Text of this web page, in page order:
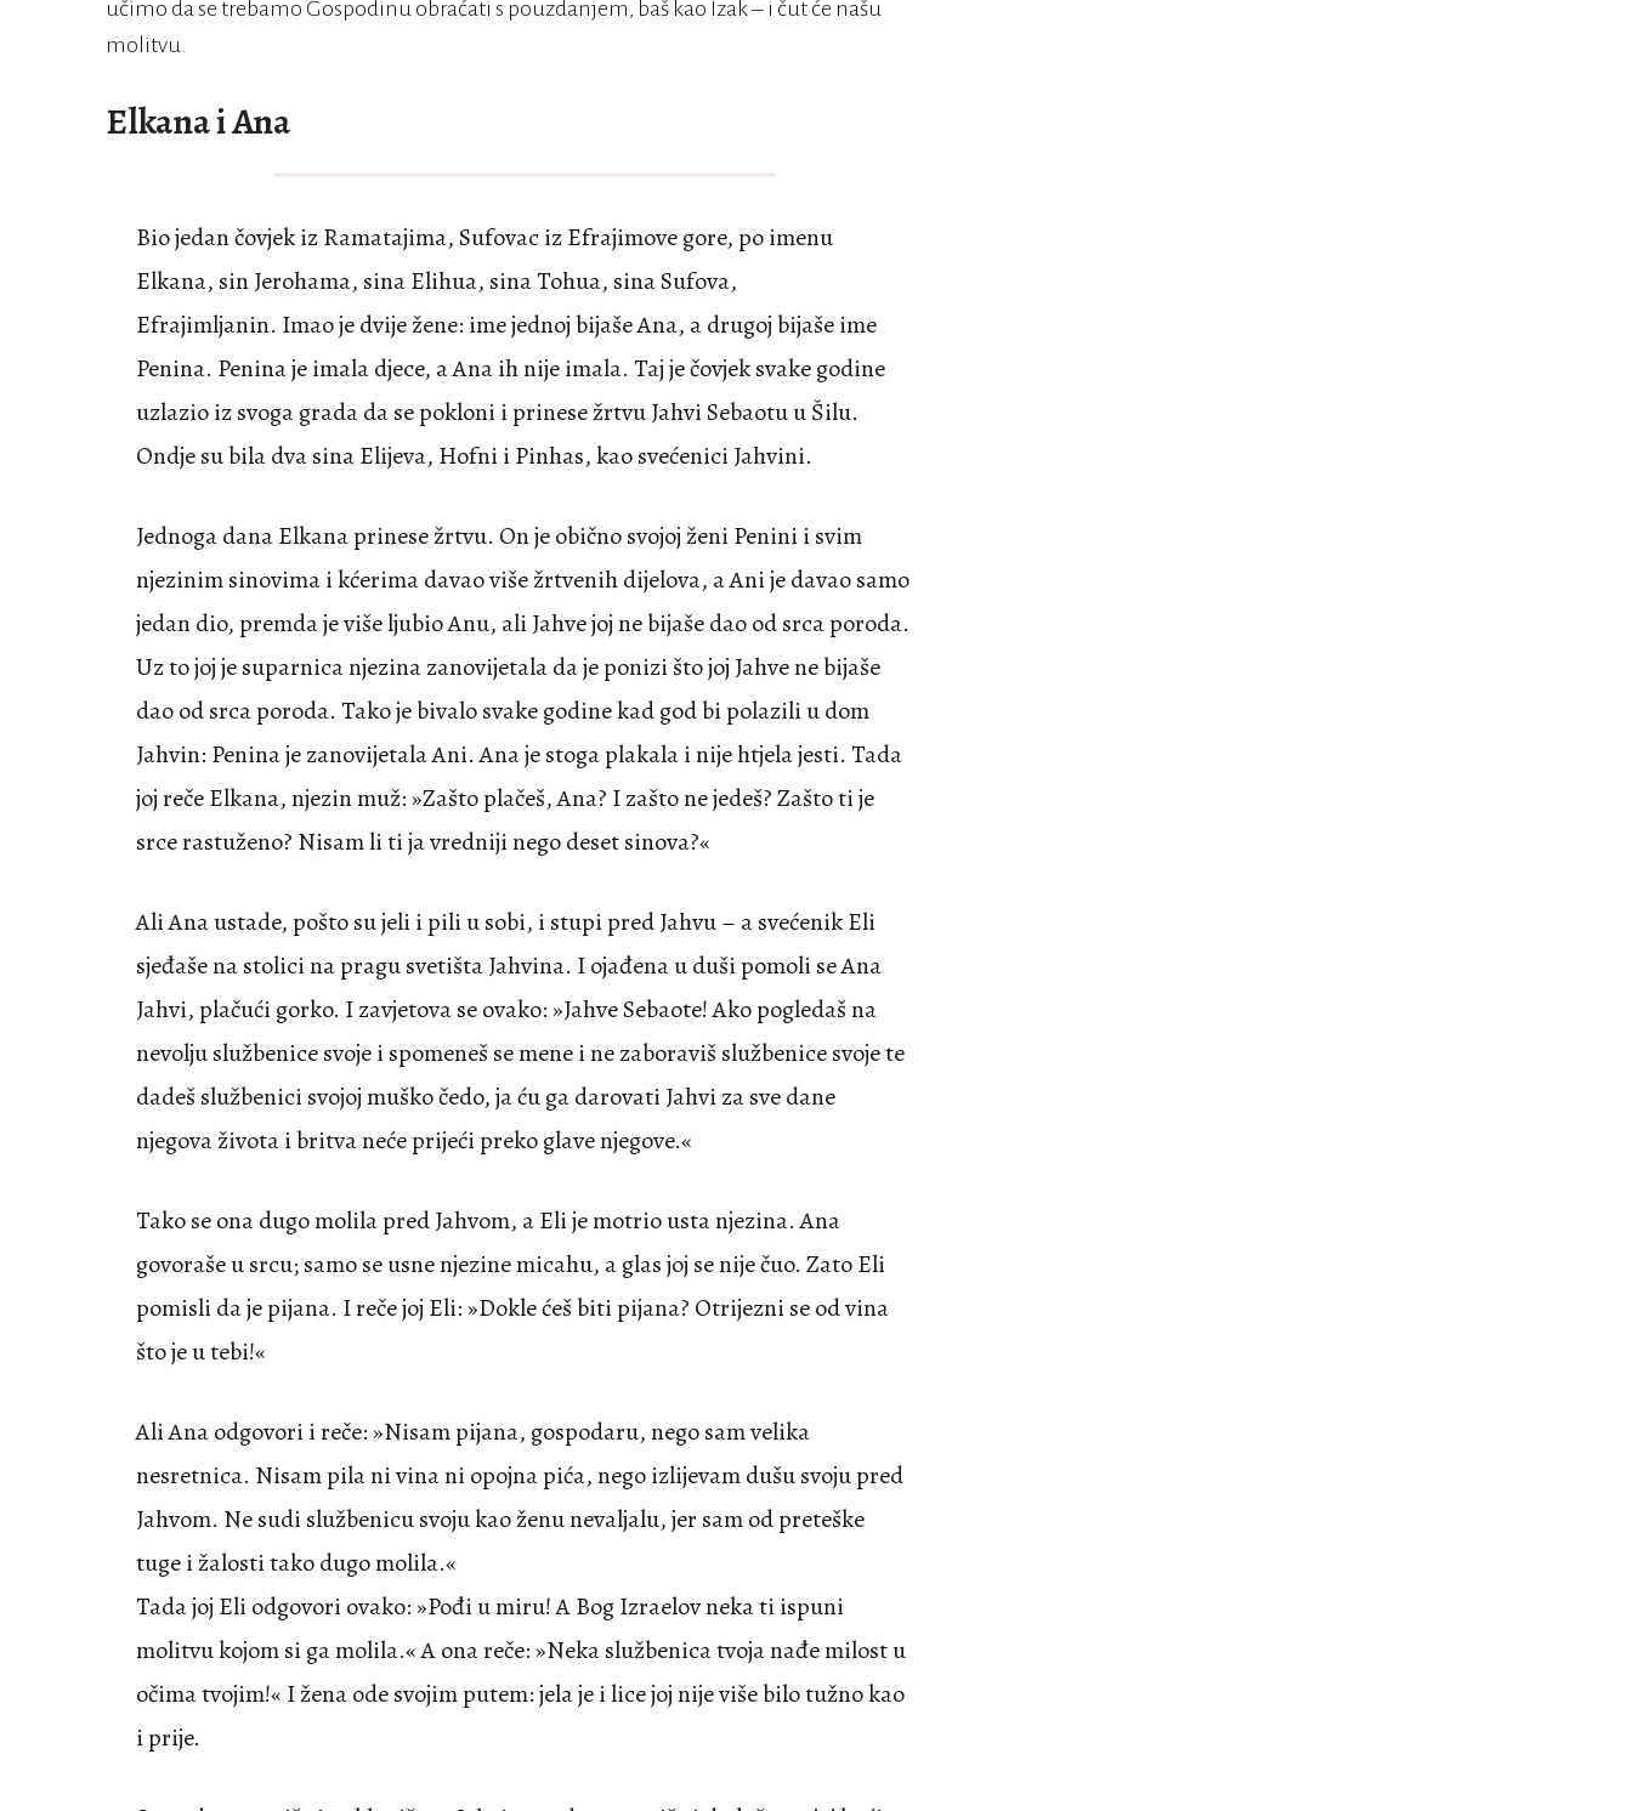
učimo da se trebamo Gospodinu obraćati s pouzdanjem, baš kao Izak – i čut će našu
molitvu.
Elkana i Ana
Bio jedan čovjek iz Ramatajima, Sufovac iz Efrajimove gore, po imenu
Elkana, sin Jerohama, sina Elihua, sina Tohua, sina Sufova,
Efrajimljanin. Imao je dvije žene: ime jednoj bijaše Ana, a drugoj bijaše ime
Penina. Penina je imala djece, a Ana ih nije imala. Taj je čovjek svake godine
uzlazio iz svoga grada da se pokloni i prinese žrtvu Jahvi Sebaotu u Šilu.
Ondje su bila dva sina Elijeva, Hofni i Pinhas, kao svećenici Jahvini.
Jednoga dana Elkana prinese žrtvu. On je obično svojoj ženi Penini i svim
njezinim sinovima i kćerima davao više žrtvenih dijelova, a Ani je davao samo
jedan dio, premda je više ljubio Anu, ali Jahve joj ne bijaše dao od srca poroda.
Uz to joj je suparnica njezina zanovijetala da je ponizi što joj Jahve ne bijaše
dao od srca poroda. Tako je bivalo svake godine kad god bi polazili u dom
Jahvin: Penina je zanovijetala Ani. Ana je stoga plakala i nije htjela jesti. Tada
joj reče Elkana, njezin muž: »Zašto plačeš, Ana? I zašto ne jedeš? Zašto ti je
srce rastuženo? Nisam li ti ja vredniji nego deset sinova?«
Ali Ana ustade, pošto su jeli i pili u sobi, i stupi pred Jahvu – a svećenik Eli
sjeđaše na stolici na pragu svetišta Jahvina. I ojađena u duši pomoli se Ana
Jahvi, plačući gorko. I zavjetova se ovako: »Jahve Sebaote! Ako pogledaš na
nevolju službenice svoje i spomeneš se mene i ne zaboraviš službenice svoje te
dadeš službenici svojoj muško čedo, ja ću ga darovati Jahvi za sve dane
njegova života i britva neće prijeći preko glave njegove.«
Tako se ona dugo molila pred Jahvom, a Eli je motrio usta njezina. Ana
govoraše u srcu; samo se usne njezine micahu, a glas joj se nije čuo. Zato Eli
pomisli da je pijana. I reče joj Eli: »Dokle ćeš biti pijana? Otrijezni se od vina
što je u tebi!«
Ali Ana odgovori i reče: »Nisam pijana, gospodaru, nego sam velika
nesretnica. Nisam pila ni vina ni opojna pića, nego izlijevam dušu svoju pred
Jahvom. Ne sudi službenicu svoju kao ženu nevaljalu, jer sam od preteške
tuge i žalosti tako dugo molila.«
Tada joj Eli odgovori ovako: »Pođi u miru! A Bog Izraelov neka ti ispuni
molitvu kojom si ga molila.« A ona reče: »Neka službenica tvoja nađe milost u
očima tvojim!« I žena ode svojim putem: jela je i lice joj nije više bilo tužno kao
i prije.